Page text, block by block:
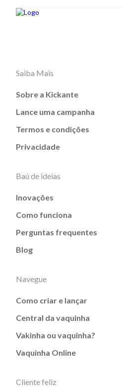
Saiba Mais
Sobre a Kickante
Lance uma campanha
Termos e condições
Privacidade
Baú de ideias
Inovações
Como funciona
Perguntas frequentes
Blog
Navegue
Como criar e lançar
Central da vaquinha
Vakinha ou vaquinha?
Vaquinha Online
Cliente feliz